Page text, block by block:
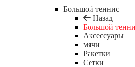
Большой теннис
Назад
Большой
Аксессуары
мячи
Ракетки
Сетки